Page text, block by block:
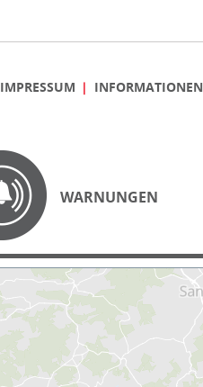
IMPRESSUM INFORMATIONEN
WARNUNGEN